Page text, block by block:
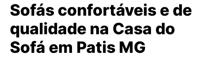
Sofás confortáveis e de
qualidade na Casa do
Sofá em Patis MG